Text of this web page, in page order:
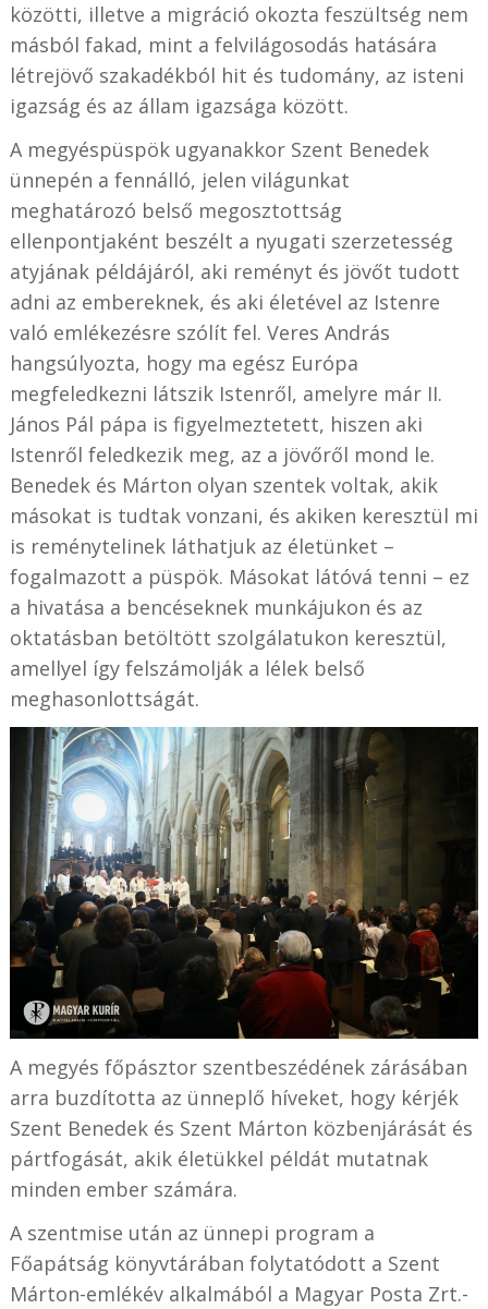
közötti, illetve a migráció okozta feszültség nem
másból fakad, mint a felvilágosodás hatására
létrejövő szakadékból hit és tudomány, az isteni
igazság és az állam igazsága között.
A megyéspüspök ugyanakkor Szent Benedek
ünnepén a fennálló, jelen világunkat
meghatározó belső megosztottság
ellenpontjaként beszélt a nyugati szerzetesség
atyjának példájáról, aki reményt és jövőt tudott
adni az embereknek, és aki életével az Istenre
való emlékezésre szólít fel. Veres András
hangsúlyozta, hogy ma egész Európa
megfeledkezni látszik Istenről, amelyre már II.
János Pál pápa is figyelmeztetett, hiszen aki
Istenről feledkezik meg, az a jövőről mond le.
Benedek és Márton olyan szentek voltak, akik
másokat is tudtak vonzani, és akiken keresztül mi
is reménytelinek láthatjuk az életünket –
fogalmazott a püspök. Másokat látóvá tenni – ez
a hivatása a bencéseknek munkájukon és az
oktatásban betöltött szolgálatukon keresztül,
amellyel így felszámolják a lélek belső
meghasonlottságát.
A megyés főpásztor szentbeszédének zárásában
arra buzdította az ünneplő híveket, hogy kérjék
Szent Benedek és Szent Márton közbenjárását és
pártfogását, akik életükkel példát mutatnak
minden ember számára.
A szentmise után az ünnepi program a
Főapátság könyvtárában folytatódott a Szent
Márton-emlékév alkalmából a Magyar Posta Zrt.-